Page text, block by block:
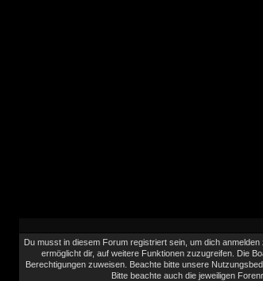
Du musst in diesem Forum registriert sein, um dich
ermöglicht dir, auf weitere Funktionen zuzugreifen. Die
Berechtigungen zuweisen. Beachte bitte unsere
Bitte beachte auch die jeweiligen